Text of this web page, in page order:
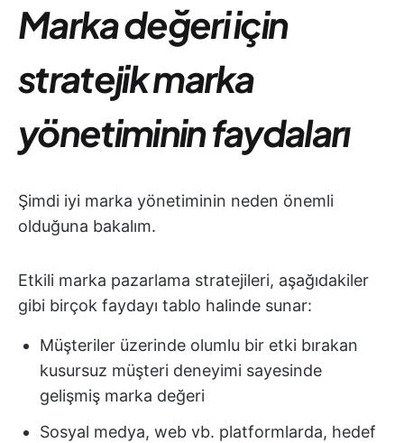
Marka değeri için
stratejik marka
yönetiminin faydaları
Şimdi iyi marka yönetiminin neden önemli
olduğuna bakalım.
Etkili marka pazarlama stratejileri, aşağıdakiler
gibi birçok faydayı tablo halinde sunar:
Müşteriler üzerinde olumlu bir etki bırakan
kusursuz müşteri deneyimi sayesinde
gelişmiş marka değeri
Sosyal medya, web vb. platformlarda, hedef